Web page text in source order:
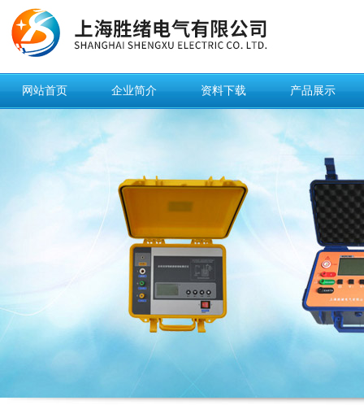
网站首页 企业简介 资料下载 产品展示